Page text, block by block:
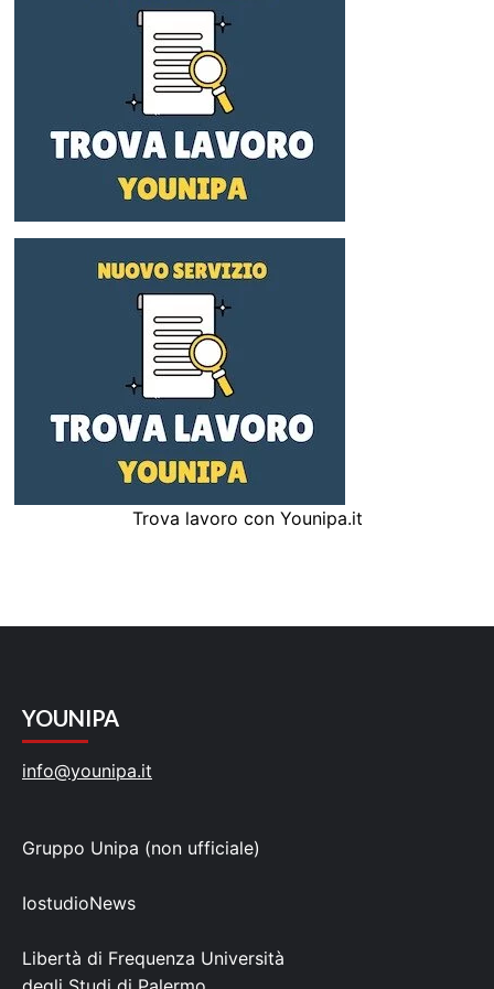
Trova lavoro con Younipa.it
YOUNIPA
info@younipa.it
Gruppo Unipa (non ufficiale)
IostudioNews
Libertà di Frequenza Università